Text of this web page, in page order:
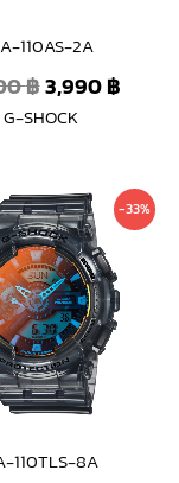
110AS-2A
฿3,990฿
G-SHOCK
-33%
110TLS-8A
Original
price
was:
6,300 ฿.
price
4,190